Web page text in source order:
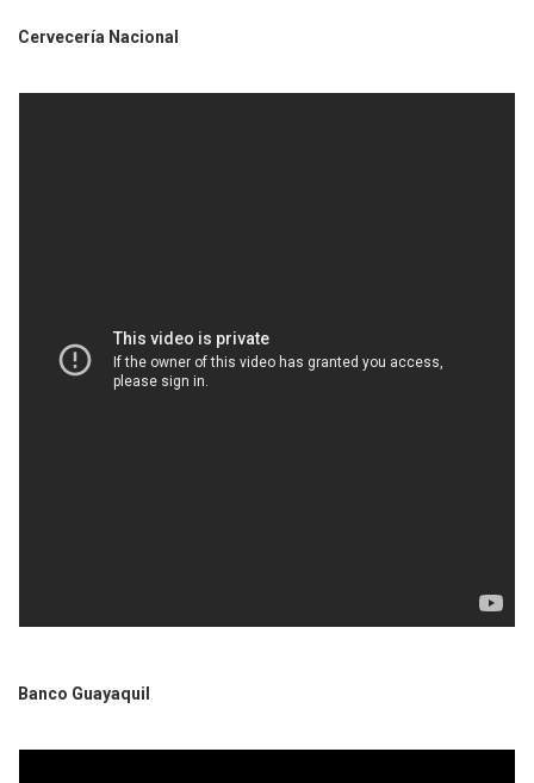
Cervecería Nacional
Banco Guayaquil